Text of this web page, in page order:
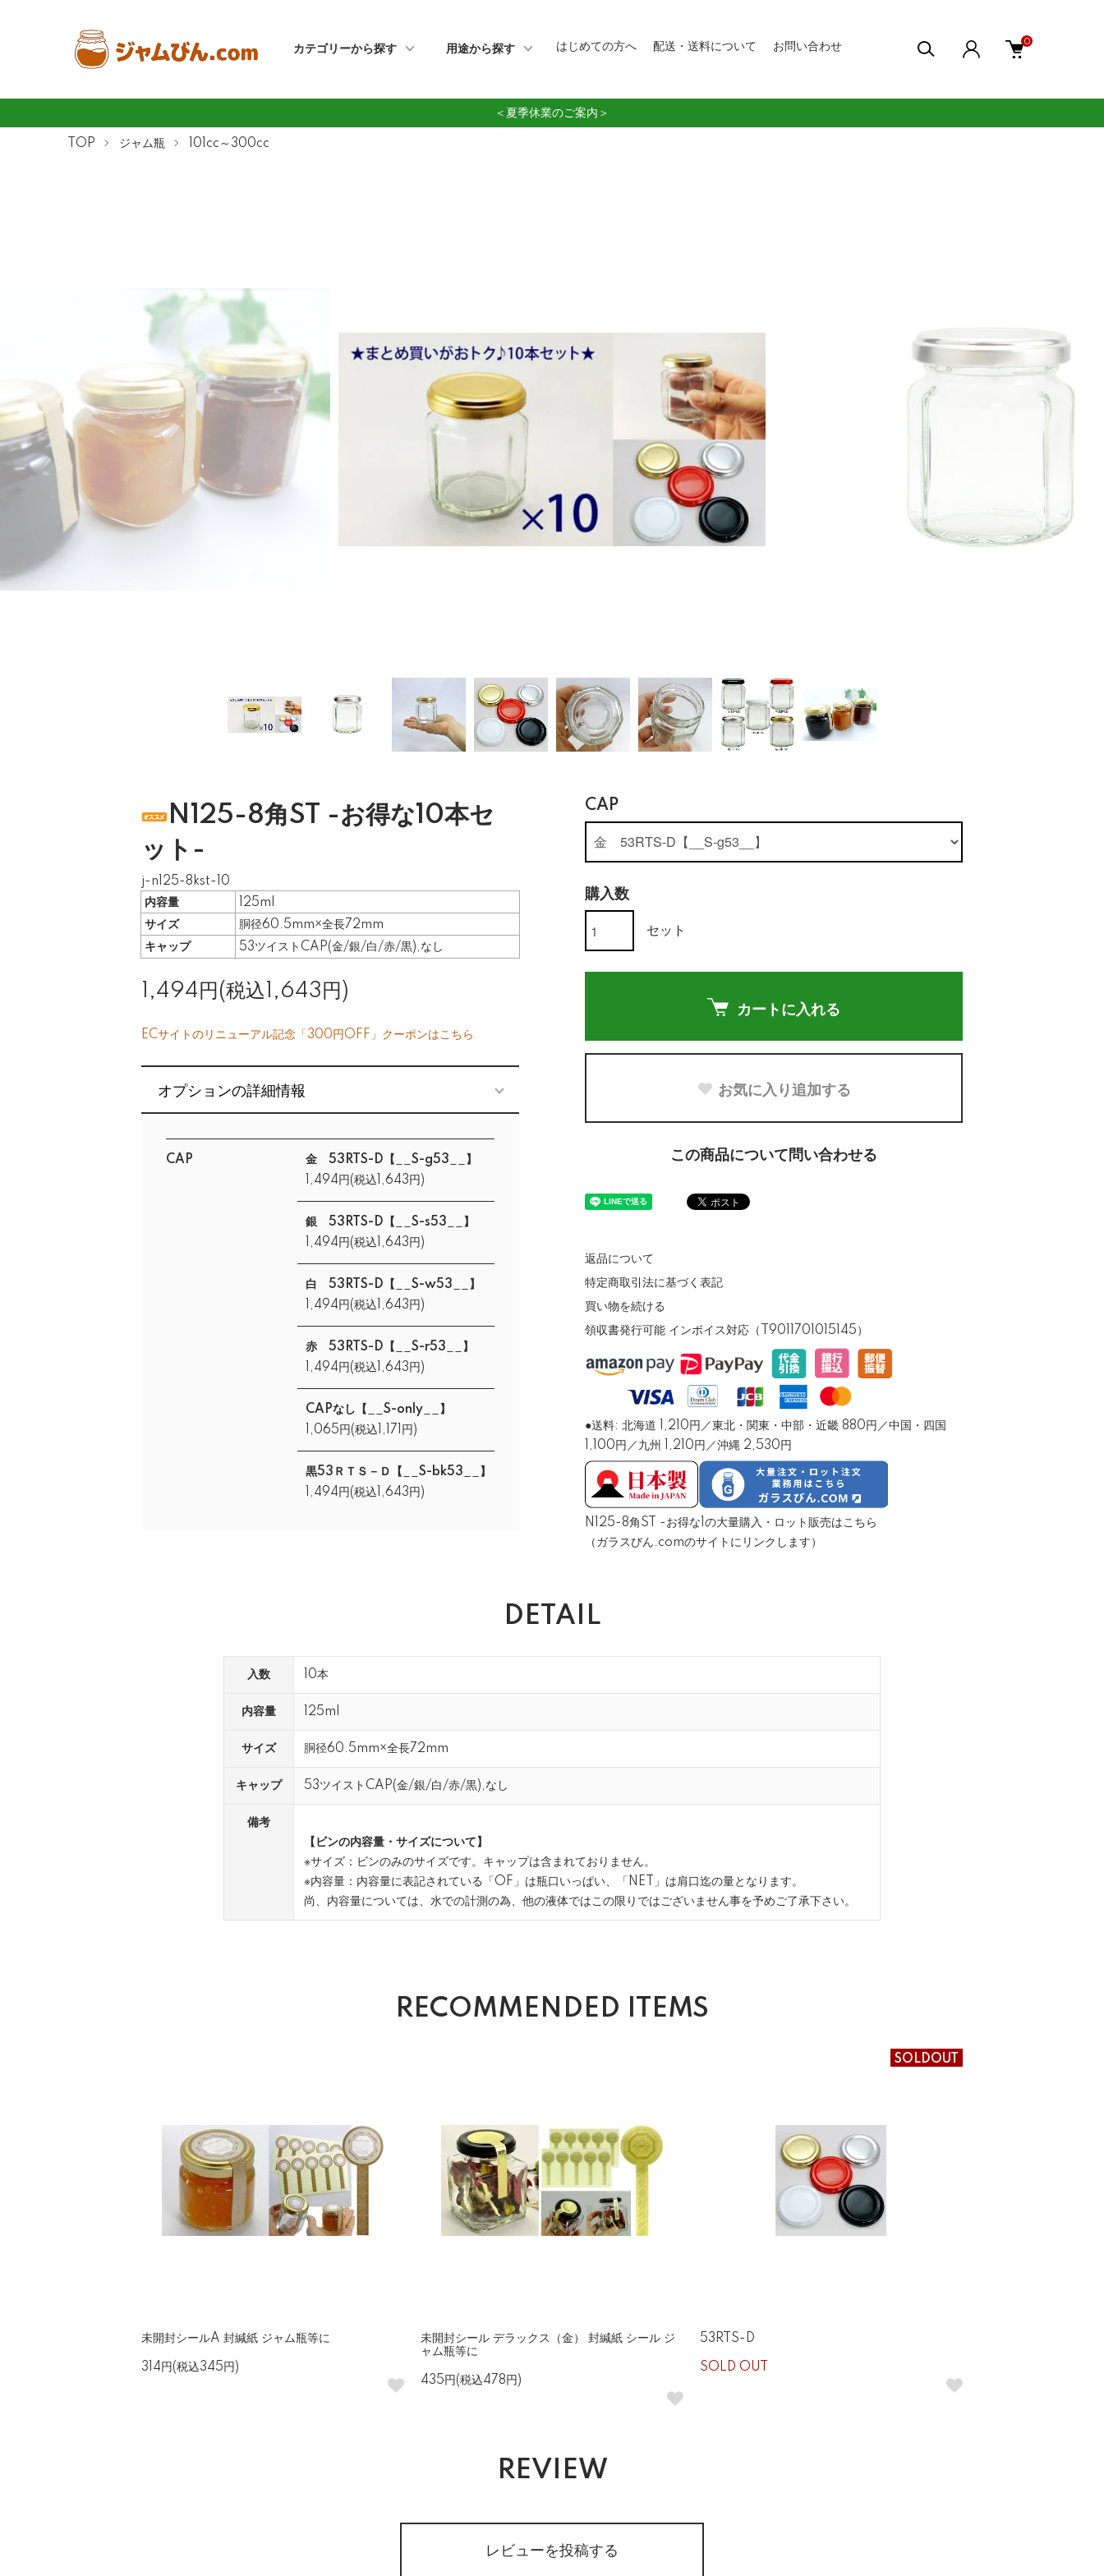
カテゴリーから探す 用途から探す はじめての方へ 配送・送料について お問い合わせ 0
＜夏季休業のご案内＞
TOP ジャム瓶 101cc～300cc
N125-8角ST -お得な10本セ
ット-
j-n125-8kst-10
内容量
125ml
サイズ
胴径60.5mm×全長72mm
キャップ
53ツイストCAP(金/銀/白/赤/黒),なし
1,494円(税込1,643円)
ECサイトのリニューアル記念「300円OFF」クーポンはこちら
オプションの詳細情報
CAP
金 53RTS-D【__S-g53__】
1,494円(税込1,643円)
銀 53RTS-D【__S-s53__】
1,494円(税込1,643円)
白 53RTS-D【__S-w53__】
1,494円(税込1,643円)
赤 53RTS-D【__S-r53__】
1,494円(税込1,643円)
CAPなし【__S-only__】
1,065円(税込1,171円)
黒53ＲＴＳ－Ｄ【__S-bk53__】
1,494円(税込1,643円)
CAP
購入数
セット
カートに入れる
お気に入り追加する
この商品について問い合わせる
返品について
特定商取引法に基づく表記
買い物を続ける
領収書発行可能 インボイス対応（T9011701015145）
●送料: 北海道 1,210円／東北・関東・中部・近畿 880円／中国・四国
1,100円／九州 1,210円／沖縄 2,530円
N125-8角ST -お得な1の大量購入・ロット販売はこちら
（ガラスびん.comのサイトにリンクします）
DETAIL
入数 10本
内容量 125ml
サイズ 胴径60.5mm×全長72mm
キャップ 53ツイストCAP(金/銀/白/赤/黒),なし
備考
【ビンの内容量・サイズについて】
※サイズ：ビンのみのサイズです。キャップは含まれておりません。
※内容量：内容量に表記されている「OF」は瓶口いっぱい、「NET」は肩口迄の量となります。
尚、内容量については、水での計測の為、他の液体ではこの限りではございません事を予めご了承下さい。
RECOMMENDED ITEMS
未開封シールA 封緘紙 ジャム瓶等に
314円(税込345円)
未開封シール デラックス（金） 封緘紙 シール ジ
ャム瓶等に
435円(税込478円)
SOLDOUT
53RTS-D
SOLD OUT
REVIEW
レビューを投稿する